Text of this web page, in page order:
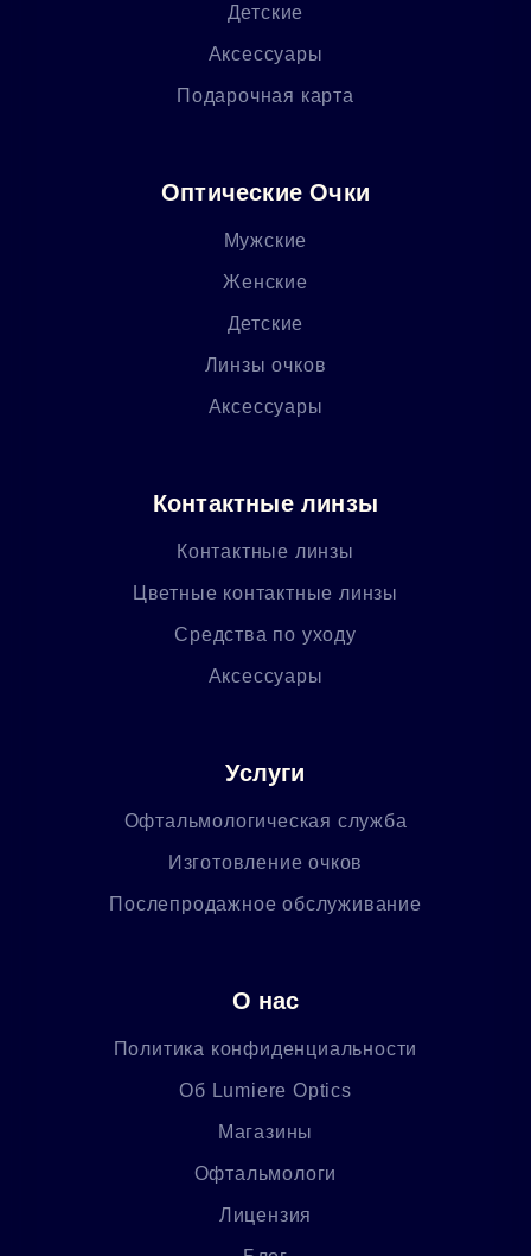
Детские
Аксессуары
Подарочная карта
Оптические Очки
Мужские
Женские
Детские
Линзы очков
Аксессуары
Контактные линзы
Контактные линзы
Цветные контактные линзы
Средства по уходу
Аксессуары
Услуги
Офтальмологическая служба
Изготовление очков
Послепродажное обслуживание
О нас
Политика конфиденциальности
Об Lumiere Optics
Магазины
Офтальмологи
Лицензия